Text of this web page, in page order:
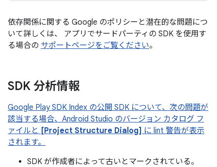
依存関係に関する Google のポリシーと潜在的な問題につ
いて詳しくは、 アプリでサードパーティの SDK を使用す
る場合の サポートページをご覧ください。
SDK 分析情報
Google Play SDK Index の公開 SDK について、次の問題が
該当する場合、Android Studio のバージョン カタログ フ
ァイルと [Project Structure Dialog] に lint 警告が表示
されます。
SDK が作成者によって古いとマークされている。